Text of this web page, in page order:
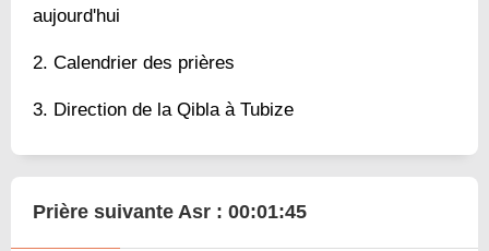
aujourd'hui
Calendrier des prières
Direction de la Qibla à Tubize
Prière suivante Asr : 00:01:44